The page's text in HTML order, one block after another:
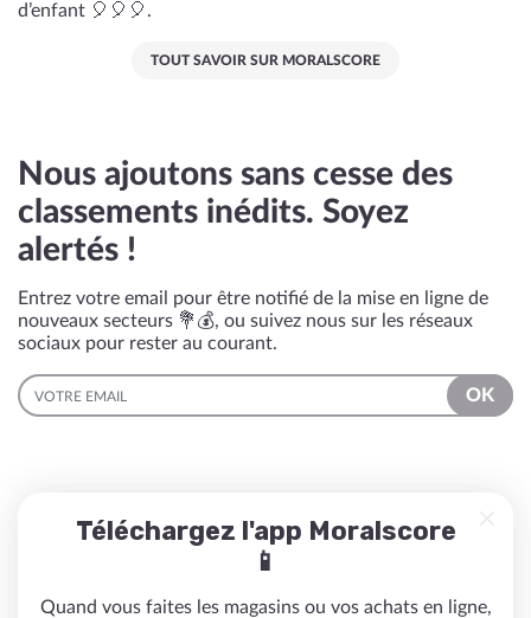
d’enfant 🎈🎈🎈.
TOUT SAVOIR SUR MORALSCORE
Nous ajoutons sans cesse des
classements inédits. Soyez
alertés !
Entrez votre email pour être notifié de la mise en ligne de
nouveaux secteurs 💐💰, ou suivez nous sur les réseaux
sociaux pour rester au courant.
EMAIL
OK
Téléchargez l'app Moralscore
📱
Quand vous faites les magasins ou vos achats en ligne,